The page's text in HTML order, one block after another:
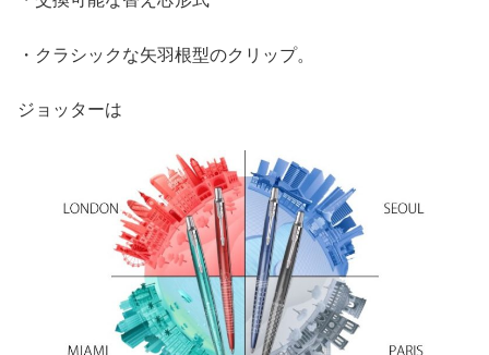
・クラシックな矢羽根型のクリップ。
ジョッターは